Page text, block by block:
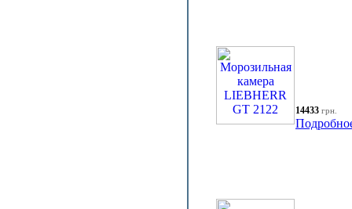
14433 грн.